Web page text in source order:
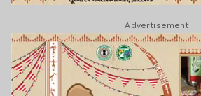
Advertisement